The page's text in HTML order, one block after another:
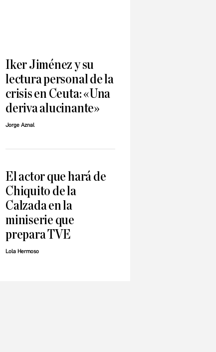
Iker Jiménez y su
lectura personal de la
crisis en Ceuta: «Una
deriva alucinante»
Jorge Aznal
El actor que hará de
Chiquito de la
Calzada en la
miniserie que
prepara TVE
Lola Hermoso